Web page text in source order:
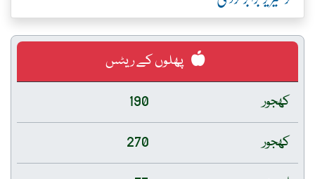
پھلوں کے ریٹس
کھجور
190
کھجور
270